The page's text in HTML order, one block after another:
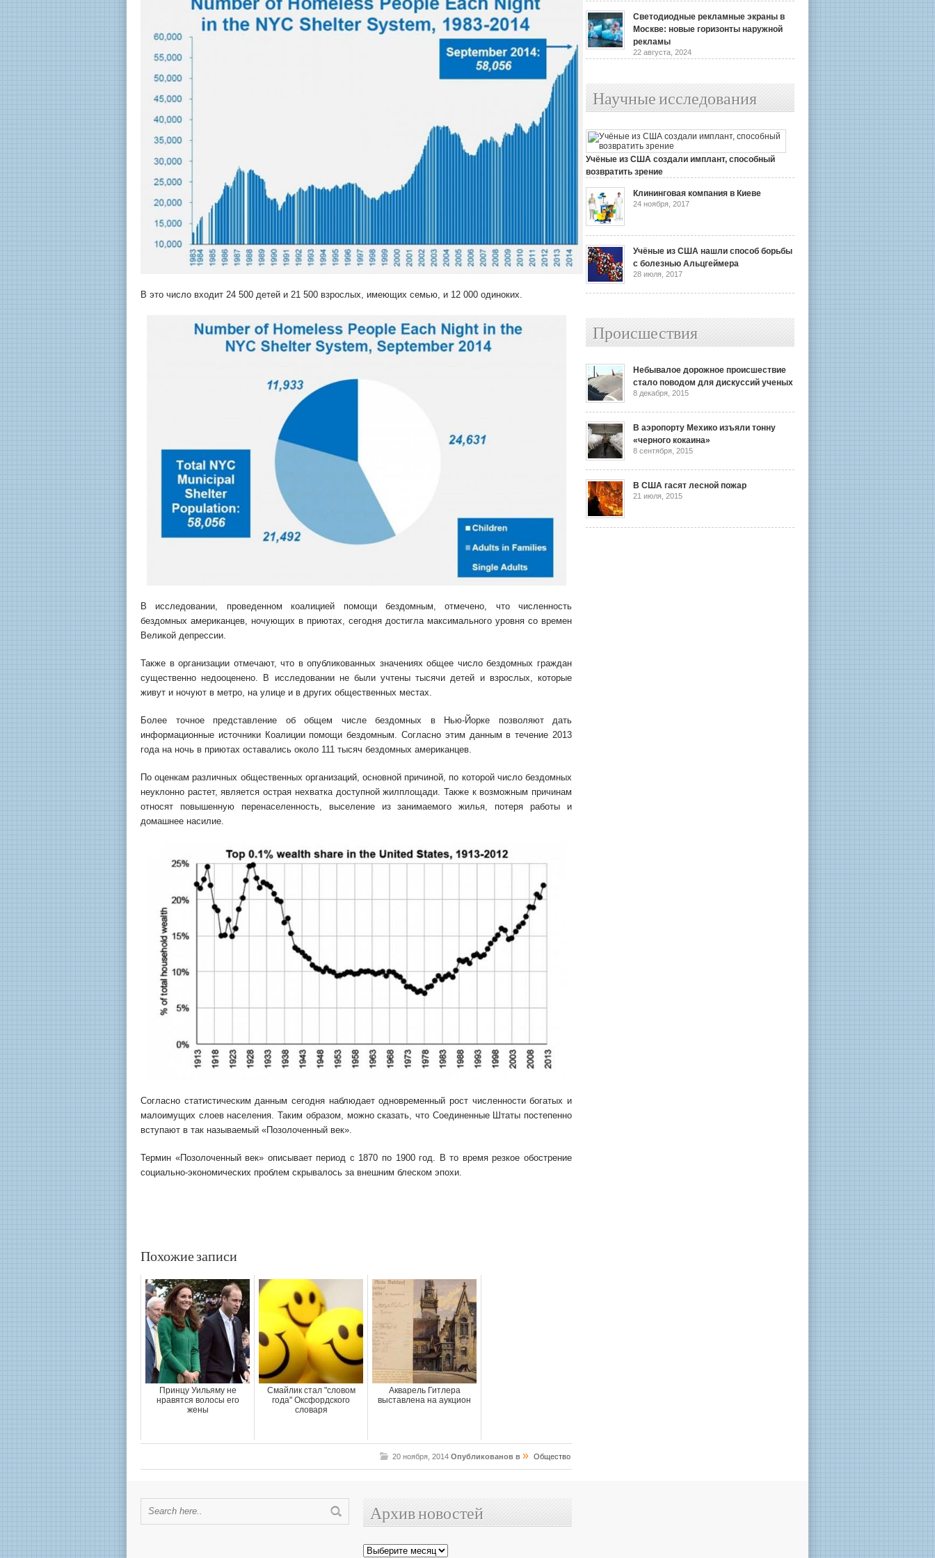
В это число входит 24 500 детей и 21 500 взрослых, имеющих семью, и 12 000 одиноких.
В исследовании, проведенном коалицией помощи бездомным, отмечено, что численность
бездомных американцев, ночующих в приютах, сегодня достигла максимального уровня со времен
Великой депрессии.
Также в организации отмечают, что в опубликованных значениях общее число бездомных граждан
существенно недооценено. В исследовании не были учтены тысячи детей и взрослых, которые
живут и ночуют в метро, на улице и в других общественных местах.
Более точное представление об общем числе бездомных в Нью-Йорке позволяют дать
информационные источники Коалиции помощи бездомным. Согласно этим данным в течение 2013
года на ночь в приютах оставались около 111 тысяч бездомных американцев.
По оценкам различных общественных организаций, основной причиной, по которой число бездомных
неуклонно растет, является острая нехватка доступной жилплощади. Также к возможным причинам
относят повышенную перенаселенность, выселение из занимаемого жилья, потеря работы и
домашнее насилие.
Согласно статистическим данным сегодня наблюдает одновременный рост численности богатых и
малоимущих слоев населения. Таким образом, можно сказать, что Соединенные Штаты постепенно
вступают в так называемый «Позолоченный век».
Термин «Позолоченный век» описывает период с 1870 по 1900 год. В то время резкое обострение
социально-экономических проблем скрывалось за внешним блеском эпохи.
Похожие записи
Принцу Уильяму не
нравятся волосы его
жены
Смайлик стал "словом
года" Оксфордского
словаря
Акварель Гитлера
выставлена на аукцион
20 ноября, 2014 Опубликованов в » Общество
Светодиодные рекламные экраны в
Москве: новые горизонты наружной
рекламы
22 августа, 2024
Научные исследования
Учёные из США создали имплант, способный
возвратить зрение
Клининговая компания в Киеве
24 ноября, 2017
Учёные из США нашли способ борьбы
с болезнью Альцгеймера
28 июля, 2017
Происшествия
Небывалое дорожное происшествие
стало поводом для дискуссий ученых
8 декабря, 2015
В аэропорту Мехико изъяли тонну
«черного кокаина»
8 сентября, 2015
В США гасят лесной пожар
21 июля, 2015
Архив новостей
Архив